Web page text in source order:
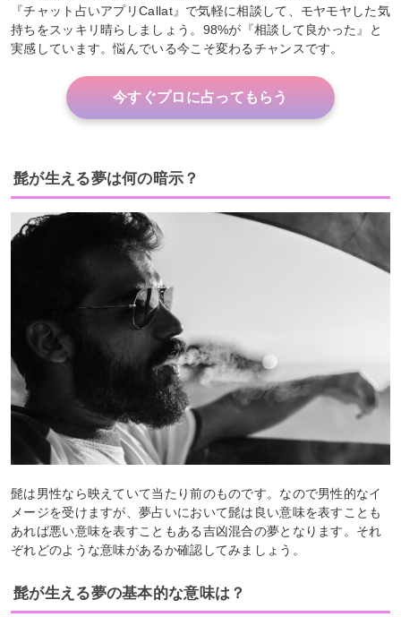
『チャット占いアプリCallat』で気軽に相談して、モヤモヤした気
持ちをスッキリ晴らしましょう。98%が『相談して良かった』と
実感しています。悩んでいる今こそ変わるチャンスです。
今すぐプロに占ってもらう
髭が生える夢は何の暗示？
髭は男性なら映えていて当たり前のものです。なので男性的なイ
メージを受けますが、夢占いにおいて髭は良い意味を表すことも
あれば悪い意味を表すこともある吉凶混合の夢となります。それ
ぞれどのような意味があるか確認してみましょう。
髭が生える夢の基本的な意味は？